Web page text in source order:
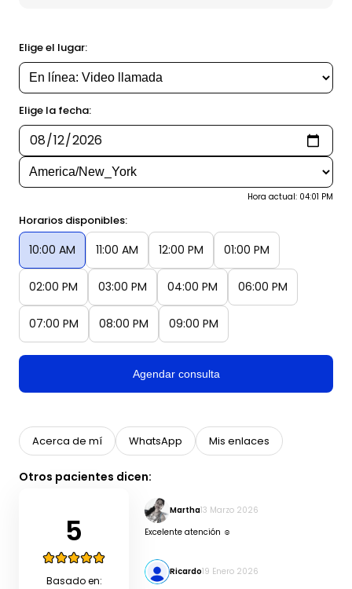
Elige el lugar:
Elige la fecha:
Hora actual: 04:01 PM
Horarios disponibles:
10:00 AM 11:00 AM 12:00 PM 01:00 PM
02:00 PM 03:00 PM 04:00 PM 06:00 PM
07:00 PM 08:00 PM 09:00 PM
Agendar consulta
Acerca de mí WhatsApp Mis enlaces
Otros pacientes dicen:
5
Basado en:
Martha13 Marzo 2026
Excelente atención ☺️
Ricardo19 Enero 2026